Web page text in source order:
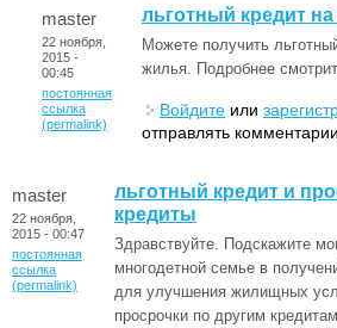
master
22 ноября,
2015 -
00:45
постоянная
ссылка
(permalink)
льготный кредит
Можете получить
жилья. Подробнее
Войдите или
отправлять комментарии
master
22 ноября,
2015 - 00:47
постоянная
ссылка
(permalink)
льготный кредит и
кредиты
Здравствуйте. Подскажите
многодетной семье в
для улучшения жилищных
просрочки по другим